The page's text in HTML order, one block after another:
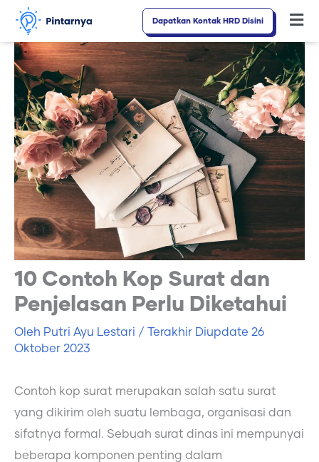
Lewati
konten
Dapatkan Kontak HRD Disini
10 Contoh Kop Surat dan
Penjelasan Perlu Diketahui
Oleh Putri Ayu Lestari / Terakhir Diupdate 26
Oktober 2023
Contoh kop surat merupakan salah satu surat
yang dikirim oleh suatu lembaga, organisasi dan
sifatnya formal. Sebuah surat dinas ini mempunyai
beberapa komponen penting dalam